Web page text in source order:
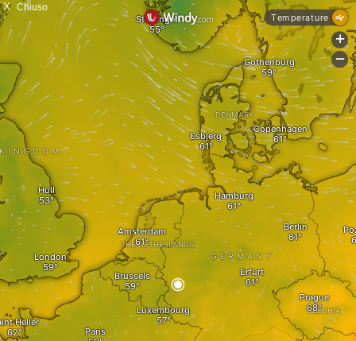
X Chiuso